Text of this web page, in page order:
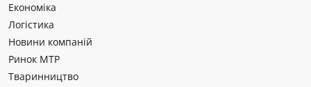
Економіка
Логістика
Новини компаній
Ринок МТР
Тваринництво